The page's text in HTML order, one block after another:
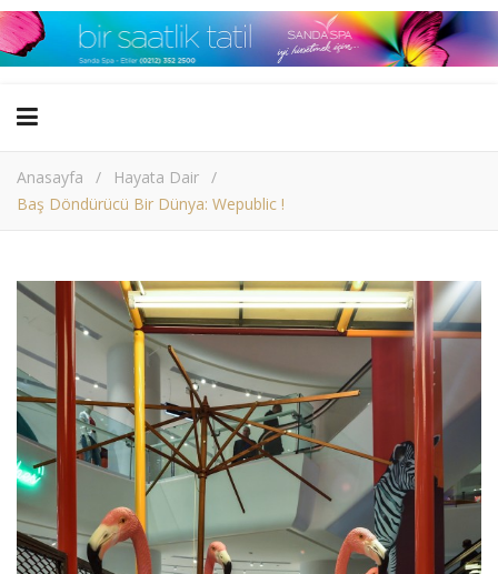
Anasayfa / Hayata Dair /
Baş Döndürücü Bir Dünya: Wepublic !